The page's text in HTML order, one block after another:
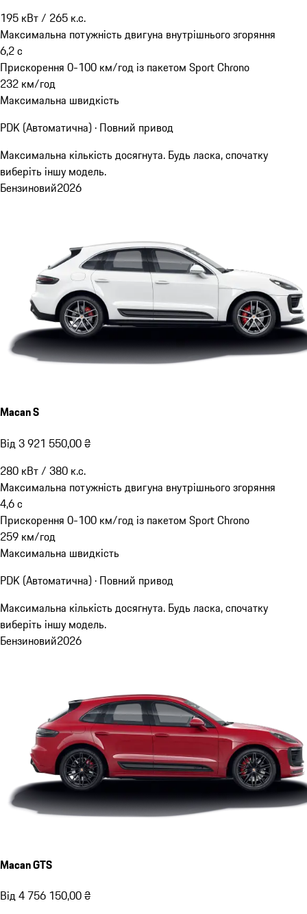
195 кВт/ 265 к.с.
Максимальна потужність двигуна внутрішнього згоряння
6,2с
Прискорення 0-100 км/год із пакетом Sport Chrono
232 км/год
Максимальна швидкість
PDK (Автоматична) · Повний привод
Максимальна кількість досягнута. Будь ласка, спочатку
виберіть іншу модель.
Бензиновий2026
Macan S
Від 3 921 550,00 ₴
280 кВт/ 380 к.с.
Максимальна потужність двигуна внутрішнього згоряння
4,6с
Прискорення 0-100 км/год із пакетом Sport Chrono
259 км/год
Максимальна швидкість
PDK (Автоматична) · Повний привод
Максимальна кількість досягнута. Будь ласка, спочатку
виберіть іншу модель.
Бензиновий2026
Macan GTS
Від 4 756 150,00 ₴